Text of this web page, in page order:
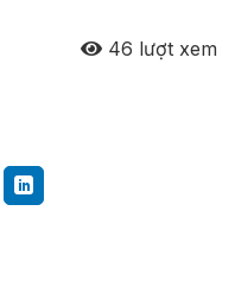
46 lượt xem